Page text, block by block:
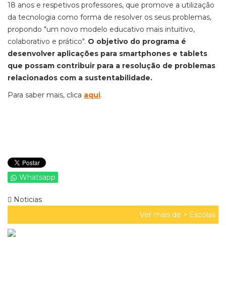
18 anos e respetivos professores, que promove a utilização
da tecnologia como forma de resolver os seus problemas,
propondo "um novo modelo educativo mais intuitivo,
colaborativo e prático". O objetivo do programa é
desenvolver aplicações para smartphones e tablets
que possam contribuir para a resolução de problemas
relacionados com a sustentabilidade.
Para saber mais, clica aqui.
Whatsapp
Noticias
Ver mais de > Escolas